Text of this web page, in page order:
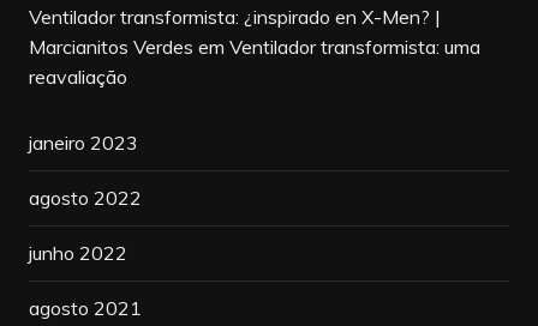
Ventilador transformista: ¿inspirado en X-Men? |
Marcianitos Verdes em Ventilador transformista: uma
reavaliação
janeiro 2023
agosto 2022
junho 2022
agosto 2021